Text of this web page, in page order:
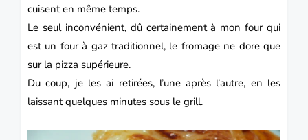
cuisent en même temps.
Le seul inconvénient, dû certainement à mon four qui
est un four à gaz traditionnel, le fromage ne dore que
sur la pizza supérieure.
Du coup, je les ai retirées, l’une après l’autre, en les
laissant quelques minutes sous le grill.